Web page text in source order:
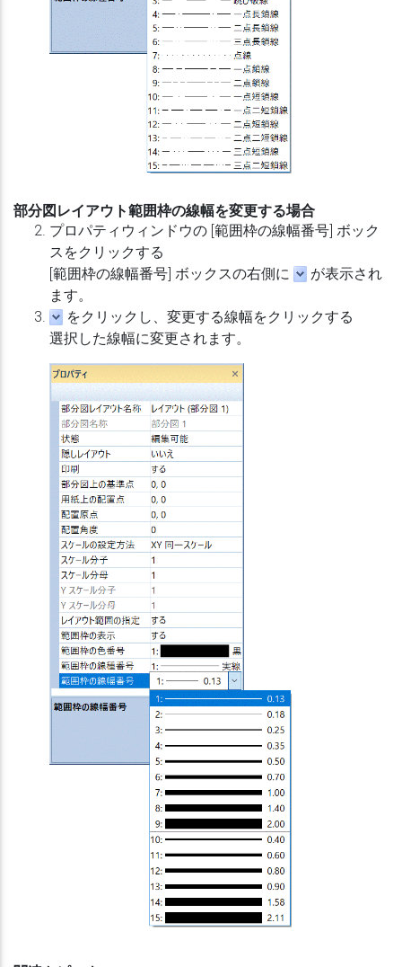
部分図レイアウト範囲枠の線幅を変更する場合
プロパティウィンドウの [範囲枠の線幅番号] ボック
スをクリックする
[範囲枠の線幅番号] ボックスの右側に
が表示され
ます。
をクリックし、変更する線幅をクリックする
選択した線幅に変更されます。